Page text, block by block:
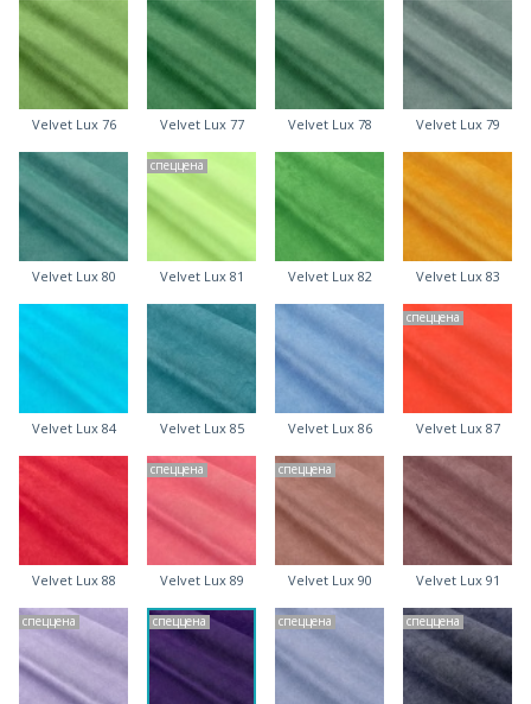
Velvet Lux 76 Velvet Lux 77 Velvet Lux 78 Velvet Lux 79
Velvet Lux 80
спеццена
Velvet Lux 81 Velvet Lux 82 Velvet Lux 83
Velvet Lux 84 Velvet Lux 85 Velvet Lux 86
спеццена
Velvet Lux 87
Velvet Lux 88
спеццена
Velvet Lux 89
спеццена
Velvet Lux 90 Velvet Lux 91
спеццена спеццена спеццена спеццена